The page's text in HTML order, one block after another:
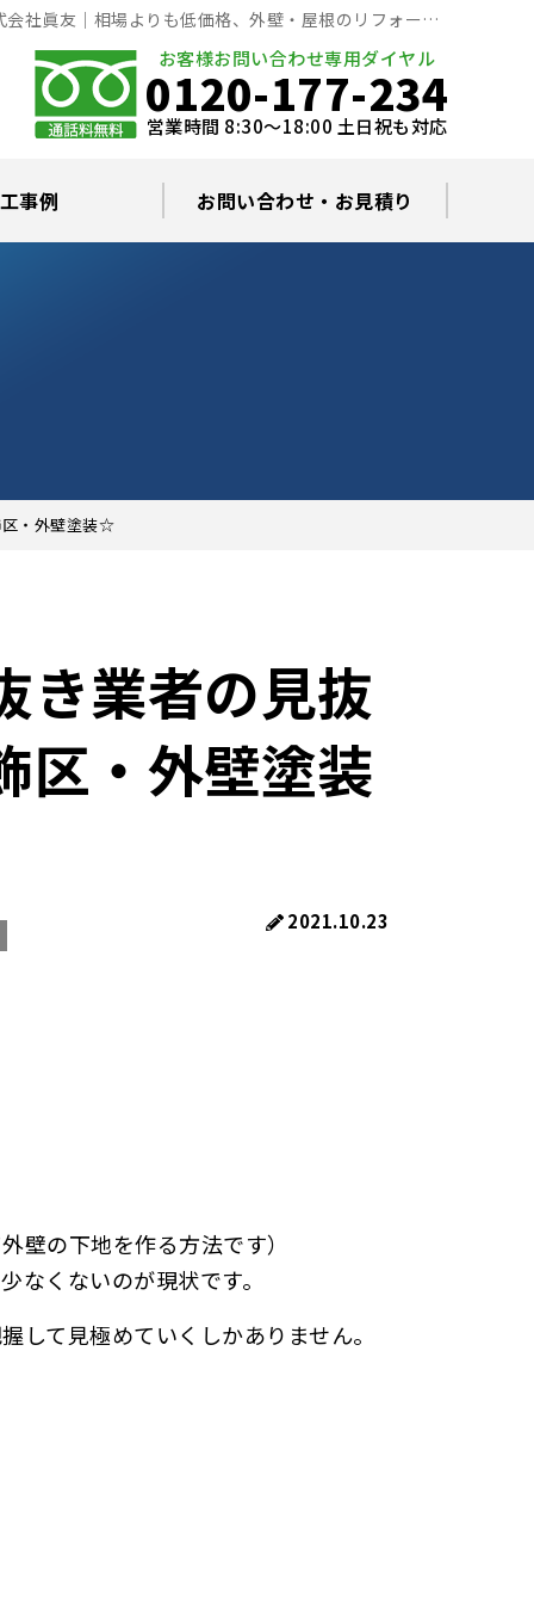
社眞友｜相場よりも低価格、外壁・屋根のリフォーム
お客様お問い合わせ専用ダイヤル
0120-177-234
営業時間 8:30～18:00 土日祝も対応
事例 お問い合わせ・お見積り
・外壁塗装☆
き業者の見抜
区・外壁塗装
2021.10.23
壁の下地を作る方法です）
なくないのが現状です。
て見極めていくしかありません。